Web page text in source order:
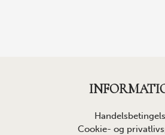
Cookie- og